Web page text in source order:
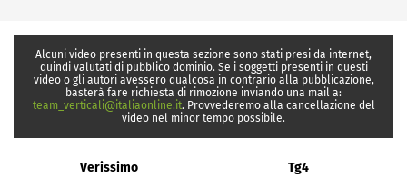
Alcuni video presenti in questa sezione sono stati presi da internet,
quindi valutati di pubblico dominio. Se i soggetti presenti in questi
video o gli autori avessero qualcosa in contrario alla pubblicazione,
basterà fare richiesta di rimozione inviando una mail a:
team_verticali@italiaonline.it. Provvederemo alla cancellazione del
video nel minor tempo possibile.
Verissimo Tg4